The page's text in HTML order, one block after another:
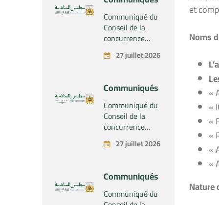
28 juillet 2026
Communiqué du
Conseil de la
concurrence
relatif au projet
de concentration
concernant la
prise du contrôle
exclusif par la
société «
Substipharm SAS
» des actifs et
droits relatifs aux
« Rilutek » et «
Sabril » détenus
par la société «
27 juillet 2026
Communiqués
Communiqué du
Conseil de la
concurrence
relatif au projet
de concentration
concernant la
prise du contrôle
exclusif par la
27 juillet 2026
Communiqués
Communiqué du
et
Noms
«
«
«
«
«
«
Nature